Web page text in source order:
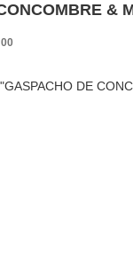
&